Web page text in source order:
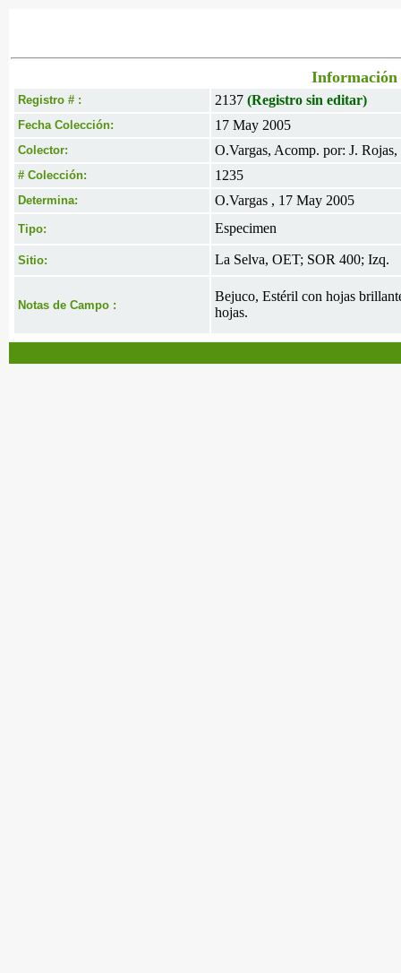
Información
Registro # : 2137 (Registro sin editar)
Fecha Colección: 17 May 2005
Colector: O.Vargas, Acomp. por: J.
# Colección: 1235
Determina: O.Vargas , 17 May 2005
Tipo: Especimen
Sitio: La Selva, OET; SOR 400; Izq.
Notas de Campo :
Bejuco, Estéril con hojas
hojas.